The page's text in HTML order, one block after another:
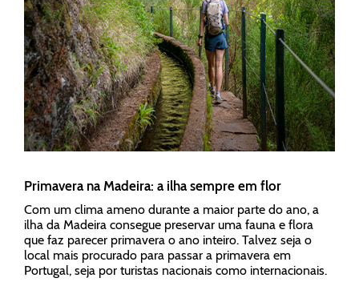
Primavera na Madeira: a ilha sempre em flor
Com um clima ameno durante a maior parte do ano, a
ilha da Madeira consegue preservar uma fauna e flora
que faz parecer primavera o ano inteiro. Talvez seja o
local mais procurado para passar a primavera em
Portugal, seja por turistas nacionais como internacionais.